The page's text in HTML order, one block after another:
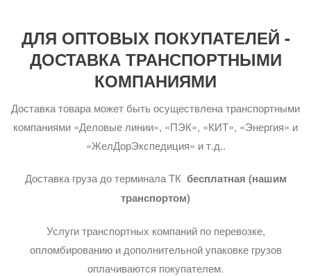
ДЛЯ ОПТОВЫХ ПОКУПАТЕЛЕЙ -
ДОСТАВКА ТРАНСПОРТНЫМИ
КОМПАНИЯМИ
Доставка товара может быть осуществлена транспортными
компаниями «Деловые линии», «ПЭК», «КИТ», «Энергия» и
«ЖелДорЭкспедиция» и т.д..
Доставка груза до терминала ТК бесплатная (нашим
транспортом)
Услуги транспортных компаний по перевозке,
опломбированию и дополнительной упаковке грузов
оплачиваются покупателем.